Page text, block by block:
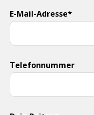
E-Mail-Adresse*
Telefonnummer